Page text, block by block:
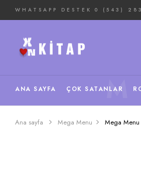
WHATSAPP DESTEK 0 (543)
ANA SAYFA ÇOK SATANLAR
Ana sayfa Mega Menu Mega Menu